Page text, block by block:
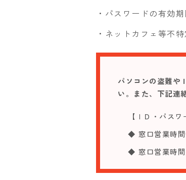
・パスワードの有効
・ネットカフェ等不
パソコンの盗難や
い。また、下記連
【ＩＤ・パス
◆ 窓口営業時
◆ 窓口営業時間